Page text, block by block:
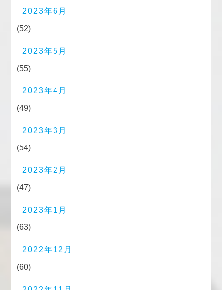
2023年6月
(52)
2023年5月
(55)
2023年4月
(49)
2023年3月
(54)
2023年2月
(47)
2023年1月
(63)
2022年12月
(60)